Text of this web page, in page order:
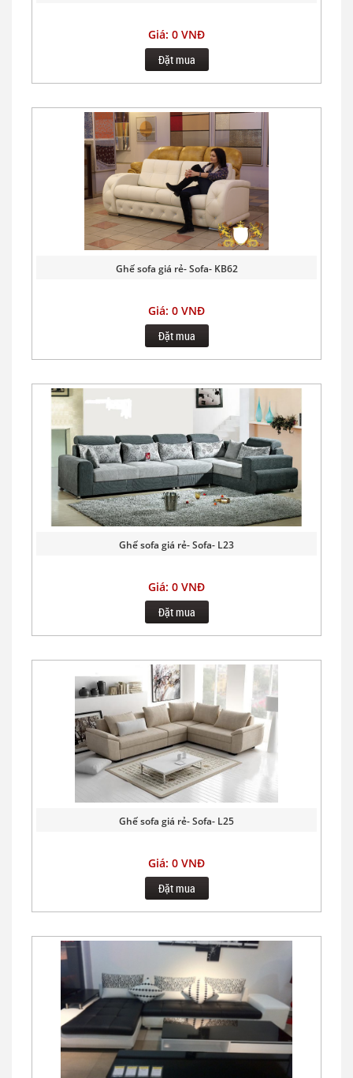
Giá: 0 VNĐ
Đặt mua
Ghế sofa giá rẻ- Sofa- KB62
Giá: 0 VNĐ
Đặt mua
Ghế sofa giá rẻ- Sofa- L23
Giá: 0 VNĐ
Đặt mua
Ghế sofa giá rẻ- Sofa- L25
Giá: 0 VNĐ
Đặt mua